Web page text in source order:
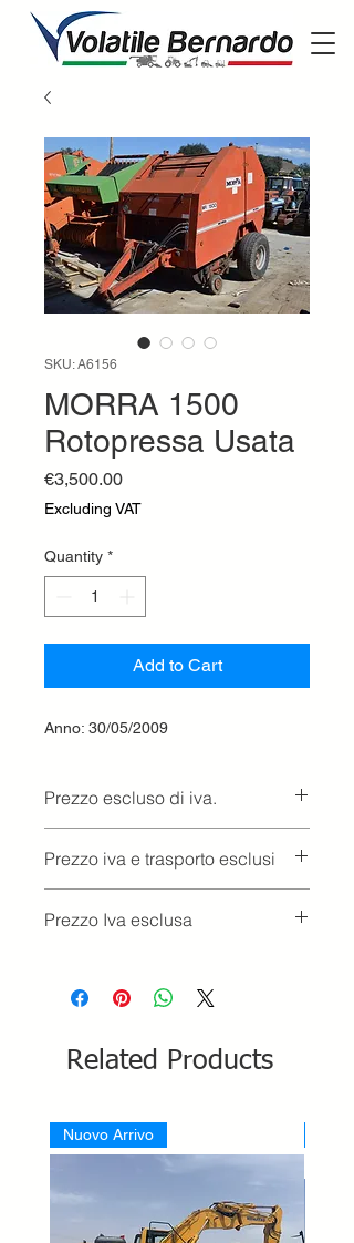
SKU: A6156
MORRA 1500
Rotopressa Usata
€3,500.00Price
Excluding VAT
Quantity *
Add to Cart
Anno: 30/05/2009
Prezzo escluso di iva.
Prezzo iva e trasporto esclusi
Prezzo Iva esclusa
Related Products
Nuovo Arrivo